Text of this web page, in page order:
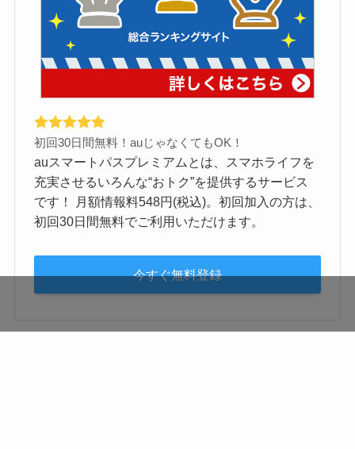
初回30日間無料！auじゃなくてもOK！
auスマートパスプレミアムとは、スマホライフを
充実させるいろんな“おトク”を提供するサービス
です！ 月額情報料548円(税込)。初回加入の方は、
初回30日間無料でご利用いただけます。
今すぐ無料登録